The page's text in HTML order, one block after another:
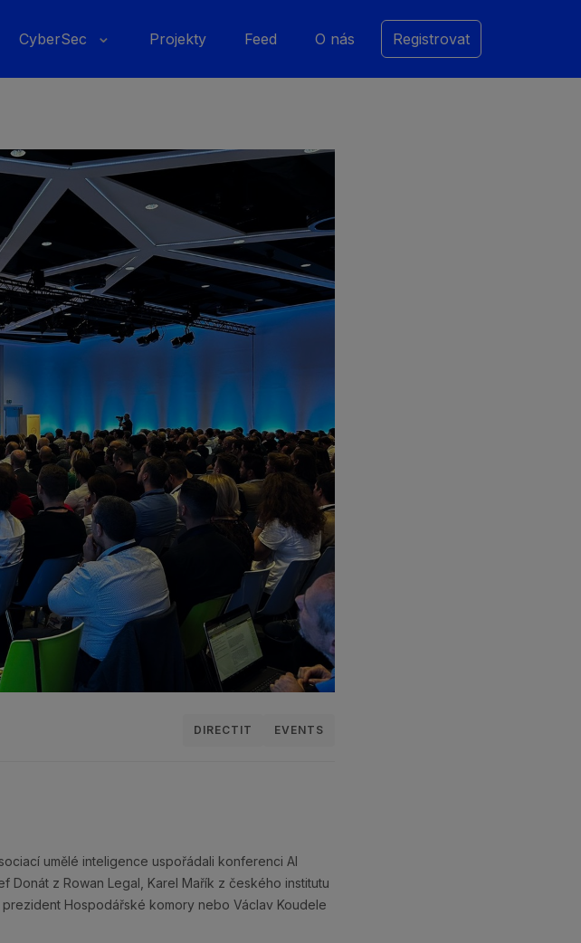
CyberSec Projekty Feed O nás Registrovat
DIRECTIT EVENTS
umělé inteligence uspořádali konferenci AI
Donát z Rowan Legal, Karel Mařík z českého institutu
Hospodářské komory nebo Václav Koudele